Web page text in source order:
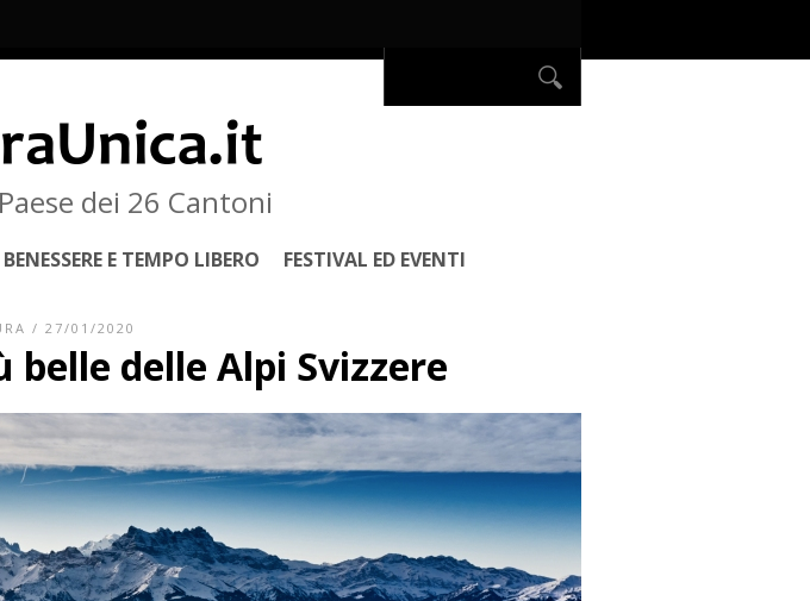
dei 26 Cantoni
BENESSERE E TEMPO LIBERO FESTIVAL ED EVENTI
/ 27/01/2020
belle delle Alpi Svizzere